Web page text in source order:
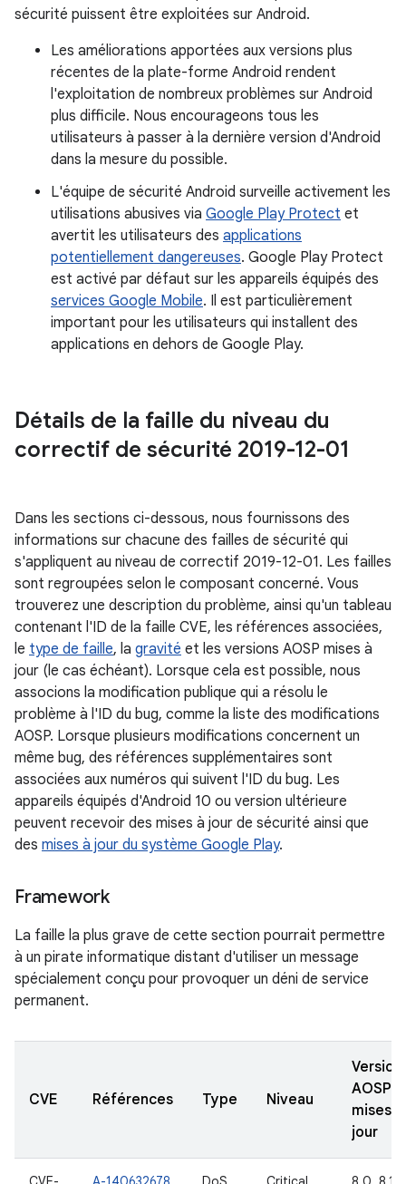
sécurité puissent être exploitées sur Android.
Les améliorations apportées aux versions plus
récentes de la plate-forme Android rendent
l'exploitation de nombreux problèmes sur Android
plus difficile. Nous encourageons tous les
utilisateurs à passer à la dernière version d'Android
dans la mesure du possible.
L'équipe de sécurité Android surveille activement les
utilisations abusives via Google Play Protect et
avertit les utilisateurs des applications
potentiellement dangereuses. Google Play Protect
est activé par défaut sur les appareils équipés des
services Google Mobile. Il est particulièrement
important pour les utilisateurs qui installent des
applications en dehors de Google Play.
Détails de la faille du niveau du
correctif de sécurité 2019-12-01
Dans les sections ci-dessous, nous fournissons des
informations sur chacune des failles de sécurité qui
s'appliquent au niveau de correctif 2019-12-01. Les failles
sont regroupées selon le composant concerné. Vous
trouverez une description du problème, ainsi qu'un tableau
contenant l'ID de la faille CVE, les références associées,
le type de faille, la gravité et les versions AOSP mises à
jour (le cas échéant). Lorsque cela est possible, nous
associons la modification publique qui a résolu le
problème à l'ID du bug, comme la liste des modifications
AOSP. Lorsque plusieurs modifications concernent un
même bug, des références supplémentaires sont
associées aux numéros qui suivent l'ID du bug. Les
appareils équipés d'Android 10 ou version ultérieure
peuvent recevoir des mises à jour de sécurité ainsi que
des mises à jour du système Google Play.
Framework
La faille la plus grave de cette section pourrait permettre
à un pirate informatique distant d'utiliser un message
spécialement conçu pour provoquer un déni de service
permanent.
CVE Références Type Niveau
AOSP
mises à
jour